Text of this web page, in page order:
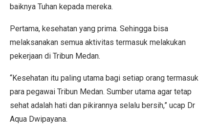
baiknya Tuhan kepada mereka.
Pertama, kesehatan yang prima. Sehingga bisa
melaksanakan semua aktivitas termasuk melakukan
pekerjaan di Tribun Medan.
“Kesehatan itu paling utama bagi setiap orang termasuk
para pegawai Tribun Medan. Sumber utama agar tetap
sehat adalah hati dan pikirannya selalu bersih,” ucap Dr
Aqua Dwipayana.